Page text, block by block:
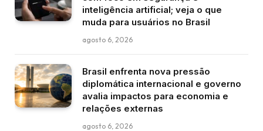
inteligência artificial; veja o que
muda para usuários no Brasil
agosto 6, 2026
Brasil enfrenta nova pressão
diplomática internacional e governo
avalia impactos para economia e
relações externas
agosto 6, 2026